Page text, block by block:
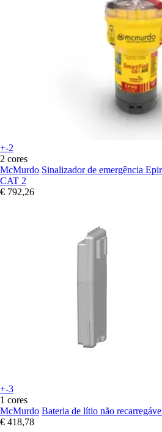
+-2
2 cores
McMurdo Sinalizador de emergência
CAT 2
€ 792,26
+-3
1 cores
McMurdo Bateria de lítio não
€ 418,78